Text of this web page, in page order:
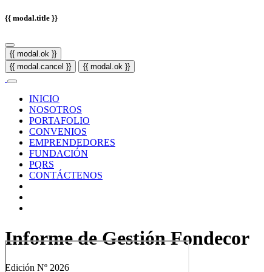
{{ modal.title }}
{{ modal.ok }}
{{ modal.cancel }}
{{ modal.ok }}
INICIO
NOSOTROS
PORTAFOLIO
CONVENIOS
EMPRENDEDORES
FUNDACIÓN
PQRS
CONTÁCTENOS
Informe de Gestión Fondecor
Edición Nº 2026